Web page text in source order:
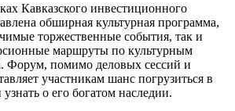
Кавказского инвестиционного
обширная культурная программа,
торжественные события, так и
маршруты по культурным
Форум, помимо деловых сессий и
участникам шанс погрузиться в
о его богатом наследии.